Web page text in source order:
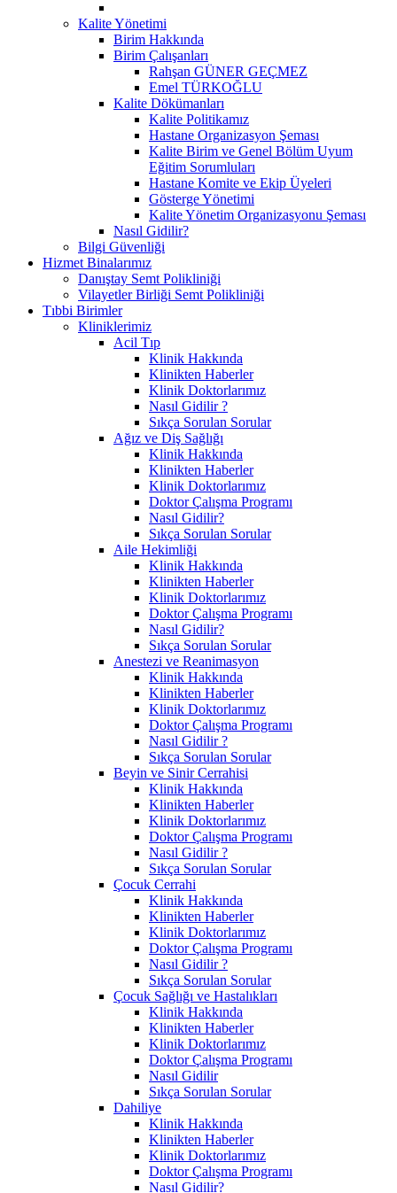
Kalite Yönetimi
Birim Hakkında
Birim Çalışanları
Rahşan GÜNER GEÇMEZ
Emel TÜRKOĞLU
Kalite Dökümanları
Kalite Politikamız
Hastane Organizasyon Şeması
Kalite Birim ve Genel Bölüm Uyum
Eğitim Sorumluları
Hastane Komite ve Ekip Üyeleri
Gösterge Yönetimi
Kalite Yönetim Organizasyonu Şeması
Nasıl Gidilir?
Bilgi Güvenliği
Hizmet Binalarımız
Danıştay Semt Polikliniği
Vilayetler Birliği Semt Polikliniği
Tıbbi Birimler
Kliniklerimiz
Acil Tıp
Klinik Hakkında
Klinikten Haberler
Klinik Doktorlarımız
Nasıl Gidilir ?
Sıkça Sorulan Sorular
Ağız ve Diş Sağlığı
Klinik Hakkında
Klinikten Haberler
Klinik Doktorlarımız
Doktor Çalışma Programı
Nasıl Gidilir?
Sıkça Sorulan Sorular
Aile Hekimliği
Klinik Hakkında
Klinikten Haberler
Klinik Doktorlarımız
Doktor Çalışma Programı
Nasıl Gidilir?
Sıkça Sorulan Sorular
Anestezi ve Reanimasyon
Klinik Hakkında
Klinikten Haberler
Klinik Doktorlarımız
Doktor Çalışma Programı
Nasıl Gidilir ?
Sıkça Sorulan Sorular
Beyin ve Sinir Cerrahisi
Klinik Hakkında
Klinikten Haberler
Klinik Doktorlarımız
Doktor Çalışma Programı
Nasıl Gidilir ?
Sıkça Sorulan Sorular
Çocuk Cerrahi
Klinik Hakkında
Klinikten Haberler
Klinik Doktorlarımız
Doktor Çalışma Programı
Nasıl Gidilir ?
Sıkça Sorulan Sorular
Çocuk Sağlığı ve Hastalıkları
Klinik Hakkında
Klinikten Haberler
Klinik Doktorlarımız
Doktor Çalışma Programı
Nasıl Gidilir
Sıkça Sorulan Sorular
Dahiliye
Klinik Hakkında
Klinikten Haberler
Klinik Doktorlarımız
Doktor Çalışma Programı
Nasıl Gidilir?